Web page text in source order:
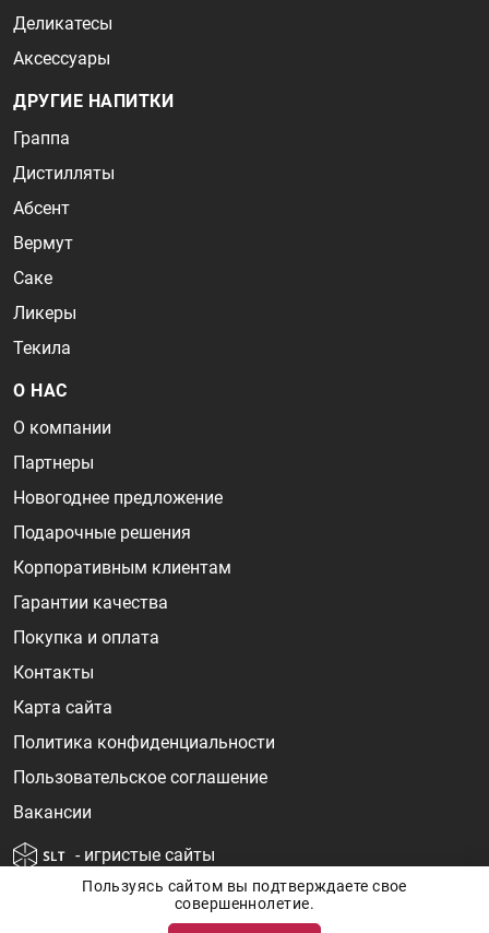
Деликатесы
Аксессуары
ДРУГИЕ НАПИТКИ
Граппа
Дистилляты
Абсент
Вермут
Саке
Ликеры
Текила
О НАС
О компании
Партнеры
Новогоднее предложение
Подарочные решения
Корпоративным клиентам
Гарантии качества
Покупка и оплата
Контакты
Карта сайта
Политика конфиденциальности
Пользовательское соглашение
Вакансии
- игристые сайты
Пользуясь сайтом вы подтверждаете свое
совершеннолетие.